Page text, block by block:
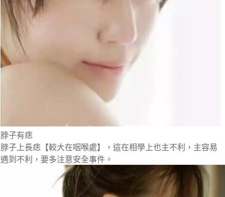
脖子有痣
脖子上長痣【較大在咽喉處】，這在相學上也主不利，主容易
遇到不利，要多注意安全事件。